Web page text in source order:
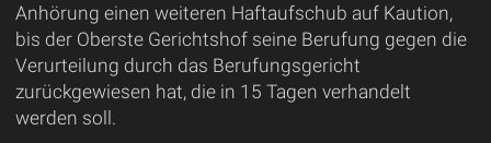
Anhörung einen weiteren Haftaufschub auf Kaution,
bis der Oberste Gerichtshof seine Berufung gegen die
Verurteilung durch das Berufungsgericht
zurückgewiesen hat, die in 15 Tagen verhandelt
werden soll.